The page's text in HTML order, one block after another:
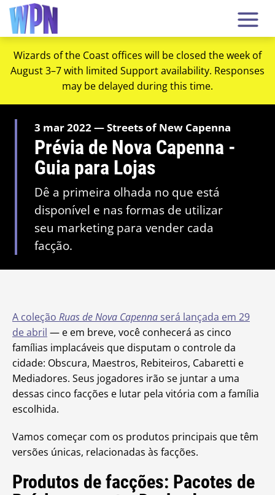
Wizards of the Coast offices will be closed the week of
August 3–7 with limited Support availability. Responses
may be delayed during this time.
3 mar 2022 — Streets of New Capenna
Prévia de Nova Capenna -
Guia para Lojas
Dê a primeira olhada no que está
disponível e nas formas de utilizar
seu marketing para vender cada
facção.
A coleção Ruas de Nova Capenna será lançada em 29
de abril — e em breve, você conhecerá as cinco
famílias implacáveis que disputam o controle da
cidade: Obscura, Maestros, Rebiteiros, Cabaretti e
Mediadores. Seus jogadores irão se juntar a uma
dessas cinco facções e lutar pela vitória com a família
escolhida.
Vamos começar com os produtos principais que têm
versões únicas, relacionadas às facções.
Produtos de facções: Pacotes de